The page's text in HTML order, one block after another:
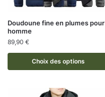
Doudoune fine en plumes pour
homme
89,90 €
Choix des options